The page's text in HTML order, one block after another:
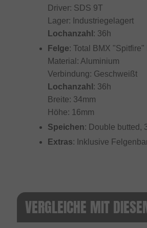
Driver: SDS 9T
Lager: Industriegelagert
Lochanzahl : 36h
Felge: Total BMX
Material: Aluminium
Verbindung: Geschweißt
Lochanzahl : 36h
Breite: 34mm
Höhe: 16mm
Speichen: Double butted,
Extras: Inklusive
VERGLEICHE MIT